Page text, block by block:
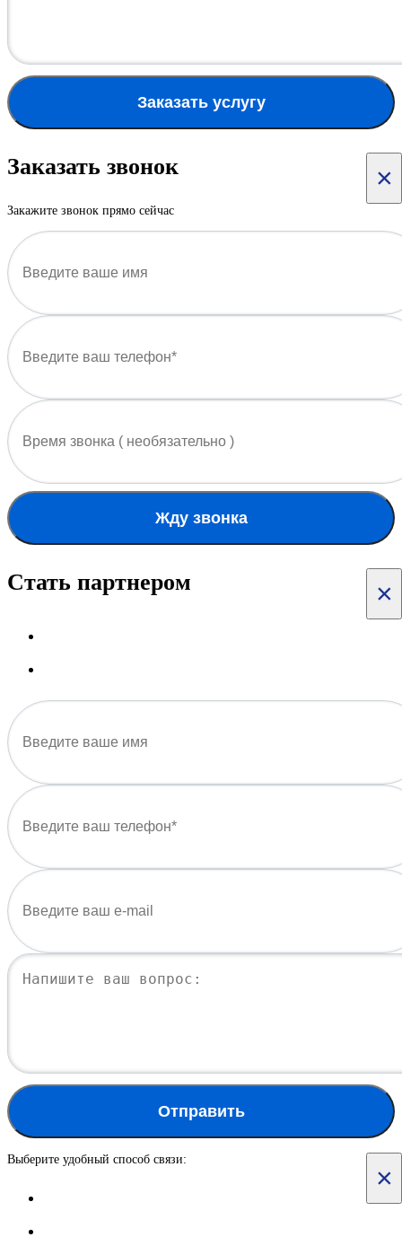
Заказать услугу
×
Заказать звонок
Закажите звонок прямо сейчас
Жду звонка
×
Стать партнером
Отправить
×
Выберите удобный способ связи: